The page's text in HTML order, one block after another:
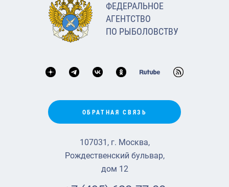
ФЕДЕРАЛЬНОЕ
АГЕНТСТВО
ПО РЫБОЛОВСТВУ
ОБРАТНАЯ СВЯЗЬ
107031, г. Москва,
Рождественский бульвар,
дом 12